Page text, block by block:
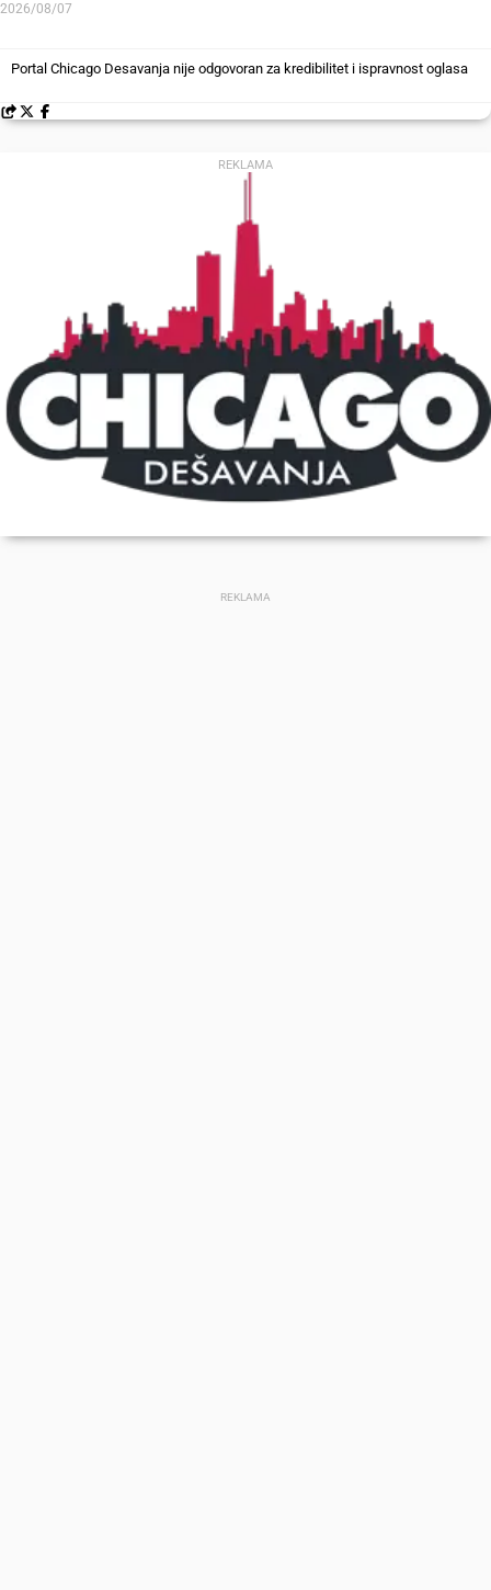
Portal Chicago Desavanja nije odgovoran za kredibilitet i ispravnost oglasa
2026/08/07
REKLAMA
REKLAMA